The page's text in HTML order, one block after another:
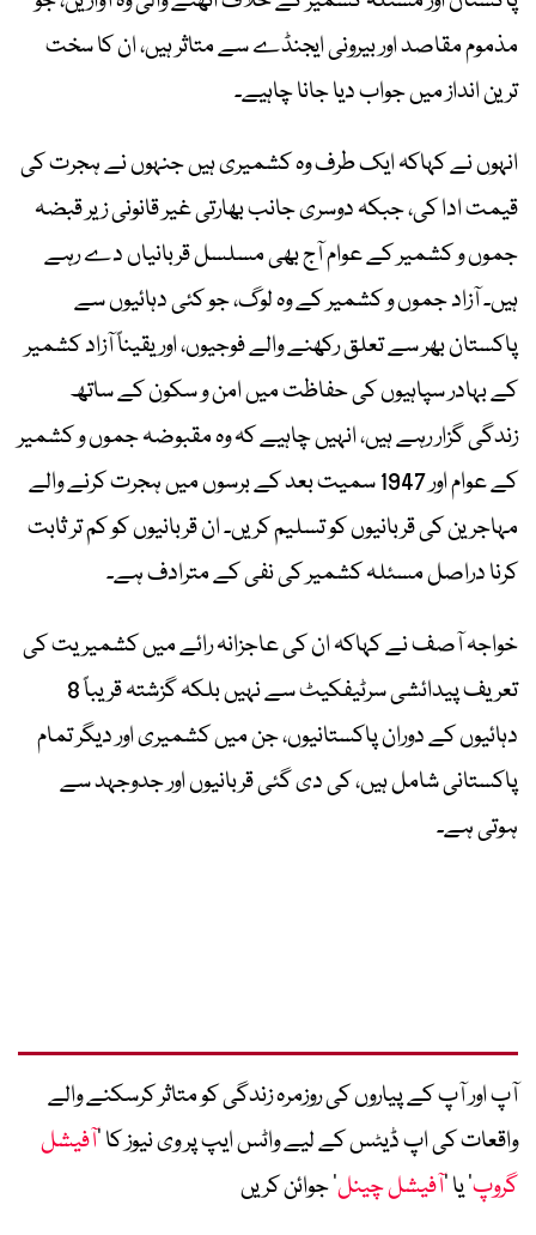
مذموم مقاصد اور بیرونی ایجنڈے سے متاثر ہیں، ان کا سخت
ترین انداز میں جواب دیا جانا چاہیے۔
انہوں نے کہاکہ ایک طرف وہ کشمیری ہیں جنہوں نے ہجرت کی
قیمت ادا کی، جبکہ دوسری جانب بھارتی غیر قانونی زیر قبضہ
جموں و کشمیر کے عوام آج بھی مسلسل قربانیاں دے رہے
ہیں۔ آزاد جموں و کشمیر کے وہ لوگ، جو کئی دہائیوں سے
پاکستان بھر سے تعلق رکھنے والے فوجیوں، اور یقیناً آزاد کشمیر
کے بہادر سپاہیوں کی حفاظت میں امن و سکون کے ساتھ
زندگی گزار رہے ہیں، انہیں چاہیے کہ وہ مقبوضہ جموں و کشمیر
کے عوام اور 1947 سمیت بعد کے برسوں میں ہجرت کرنے والے
مہاجرین کی قربانیوں کو تسلیم کریں۔ ان قربانیوں کو کم تر ثابت
کرنا دراصل مسئلہ کشمیر کی نفی کے مترادف ہے۔
خواجہ آصف نے کہاکہ ان کی عاجزانہ رائے میں کشمیریت کی
تعریف پیدائشی سرٹیفکیٹ سے نہیں بلکہ گزشتہ قریباً 8
دہائیوں کے دوران پاکستانیوں، جن میں کشمیری اور دیگر تمام
پاکستانی شامل ہیں، کی دی گئی قربانیوں اور جدوجہد سے
ہوتی ہے۔
آپ اور آپ کے پیاروں کی روزمرہ زندگی کو متاثر کرسکنے والے
واقعات کی اپ ڈیٹس کے لیے واٹس ایپ پر وی نیوز کا ’آفیشل
گروپ‘ یا ’آفیشل چینل‘ جوائن کریں